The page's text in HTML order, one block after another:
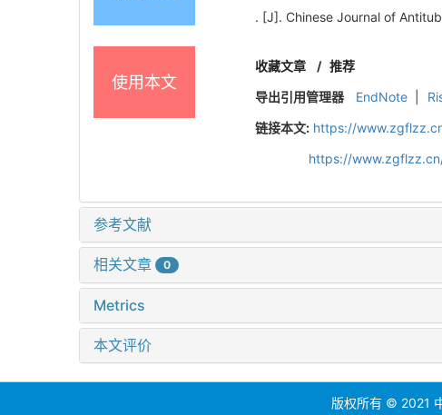
. [J]. Chinese Journal of
使用本文
收藏文章 / 推荐
导出引用管理器
EndNote
链接本文: https://
https://
参考文献
相关文章 0
Metrics
本文评价
版权所有 ©